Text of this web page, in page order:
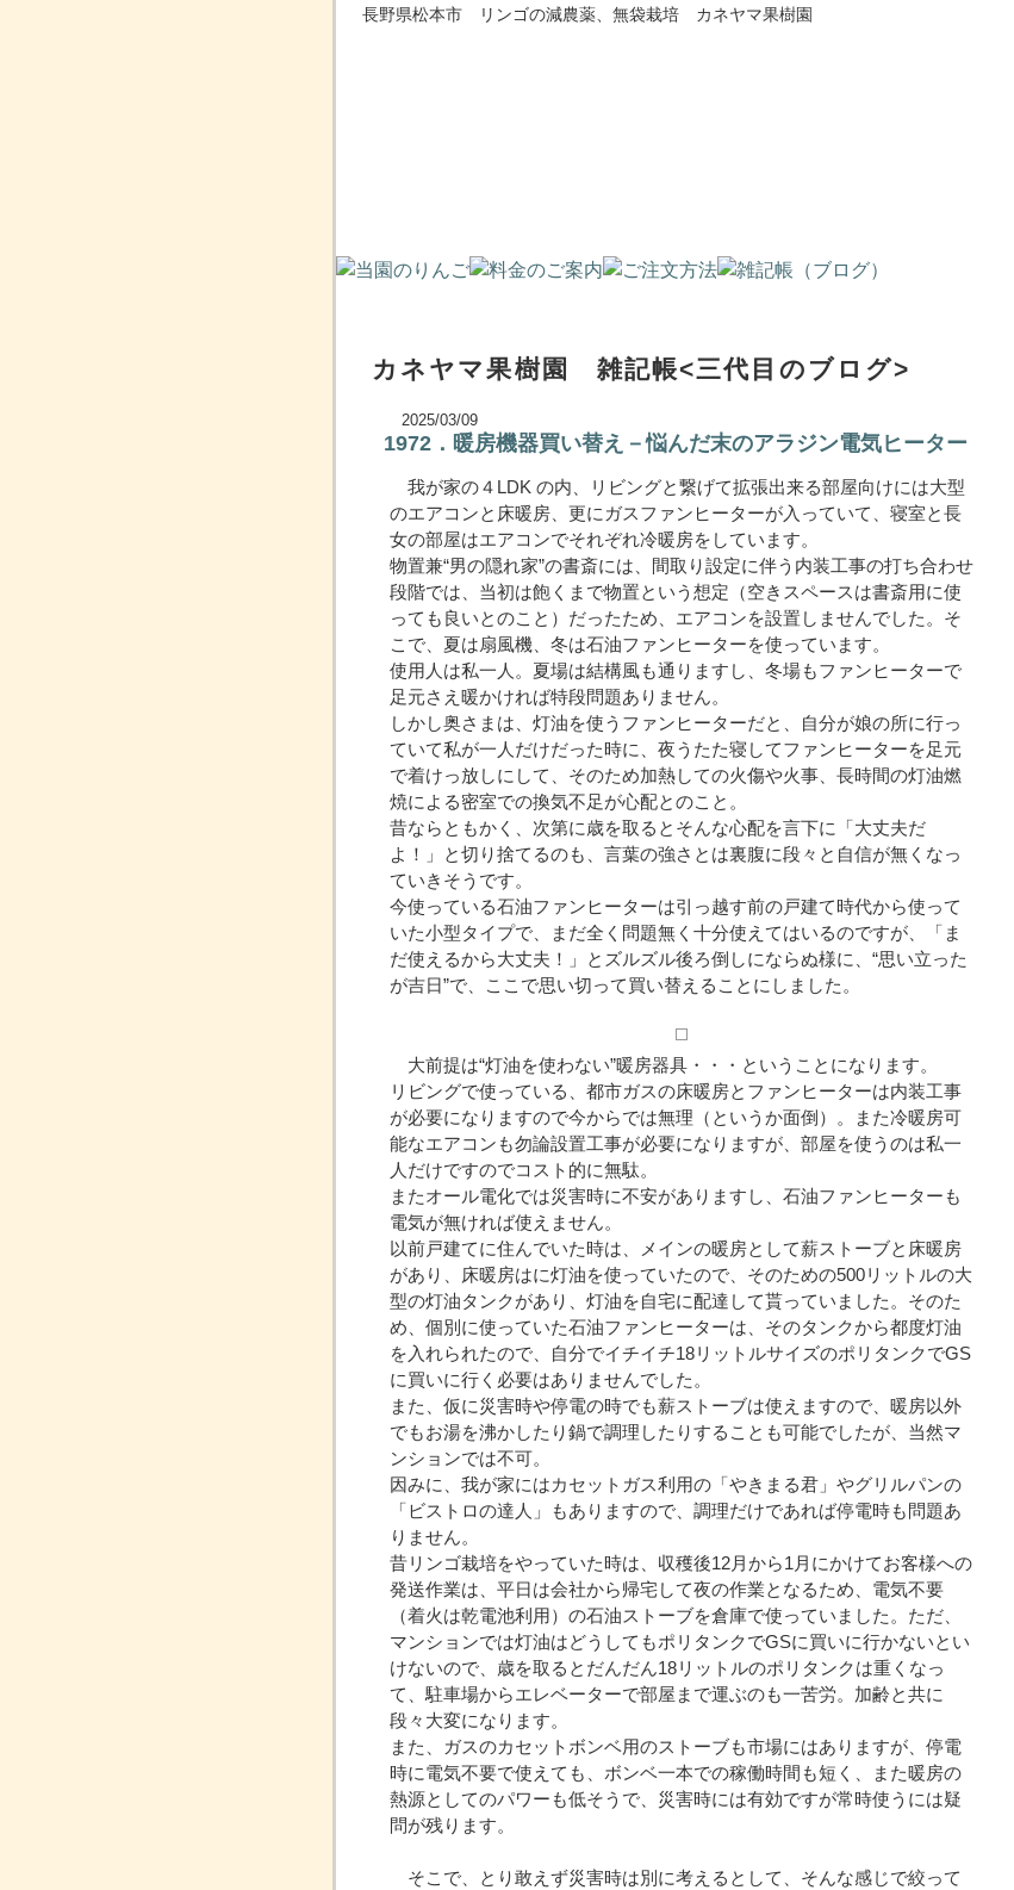
長野県松本市 リンゴの減農薬、無袋栽培 カネヤマ果樹園
カネヤマ果樹園 雑記帳<三代目のブログ>
2025/03/09
1972．暖房機器買い替え－悩んだ末のアラジン電気ヒーター
我が家の４LDK の内、リビングと繋げて拡張出来る部屋向けには大型
のエアコンと床暖房、更にガスファンヒーターが入っていて、寝室と長
女の部屋はエアコンでそれぞれ冷暖房をしています。
物置兼“男の隠れ家”の書斎には、間取り設定に伴う内装工事の打ち合わせ
段階では、当初は飽くまで物置という想定（空きスペースは書斎用に使
っても良いとのこと）だったため、エアコンを設置しませんでした。そ
こで、夏は扇風機、冬は石油ファンヒーターを使っています。
使用人は私一人。夏場は結構風も通りますし、冬場もファンヒーターで
足元さえ暖かければ特段問題ありません。
しかし奥さまは、灯油を使うファンヒーターだと、自分が娘の所に行っ
ていて私が一人だけだった時に、夜うたた寝してファンヒーターを足元
で着けっ放しにして、そのため加熱しての火傷や火事、長時間の灯油燃
焼による密室での換気不足が心配とのこと。
昔ならともかく、次第に歳を取るとそんな心配を言下に「大丈夫だ
よ！」と切り捨てるのも、言葉の強さとは裏腹に段々と自信が無くなっ
ていきそうです。
今使っている石油ファンヒーターは引っ越す前の戸建て時代から使って
いた小型タイプで、まだ全く問題無く十分使えてはいるのですが、「ま
だ使えるから大丈夫！」とズルズル後ろ倒しにならぬ様に、“思い立った
が吉日”で、ここで思い切って買い替えることにしました。
大前提は“灯油を使わない”暖房器具・・・ということになります。
リビングで使っている、都市ガスの床暖房とファンヒーターは内装工事
が必要になりますので今からでは無理（というか面倒）。また冷暖房可
能なエアコンも勿論設置工事が必要になりますが、部屋を使うのは私一
人だけですのでコスト的に無駄。
またオール電化では災害時に不安がありますし、石油ファンヒーターも
電気が無ければ使えません。
以前戸建てに住んでいた時は、メインの暖房として薪ストーブと床暖房
があり、床暖房はに灯油を使っていたので、そのための500リットルの大
型の灯油タンクがあり、灯油を自宅に配達して貰っていました。そのた
め、個別に使っていた石油ファンヒーターは、そのタンクから都度灯油
を入れられたので、自分でイチイチ18リットルサイズのポリタンクでGS
に買いに行く必要はありませんでした。
また、仮に災害時や停電の時でも薪ストーブは使えますので、暖房以外
でもお湯を沸かしたり鍋で調理したりすることも可能でしたが、当然マ
ンションでは不可。
因みに、我が家にはカセットガス利用の「やきまる君」やグリルパンの
「ビストロの達人」もありますので、調理だけであれば停電時も問題あ
りません。
昔リンゴ栽培をやっていた時は、収穫後12月から1月にかけてお客様への
発送作業は、平日は会社から帰宅して夜の作業となるため、電気不要
（着火は乾電池利用）の石油ストーブを倉庫で使っていました。ただ、
マンションでは灯油はどうしてもポリタンクでGSに買いに行かないとい
けないので、歳を取るとだんだん18リットルのポリタンクは重くなっ
て、駐車場からエレベーターで部屋まで運ぶのも一苦労。加齢と共に
段々大変になります。
また、ガスのカセットボンベ用のストーブも市場にはありますが、停電
時に電気不要で使えても、ボンベ一本での稼働時間も短く、また暖房の
熱源としてのパワーも低そうで、災害時には有効ですが常時使うには疑
問が残ります。
そこで、とり敢えず災害時は別に考えるとして、そんな感じで絞って